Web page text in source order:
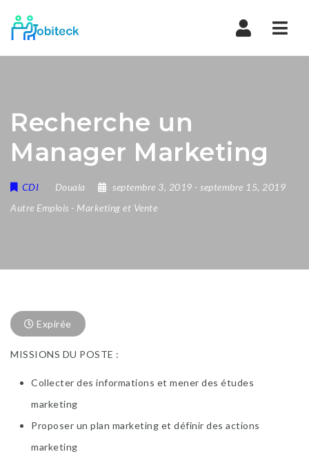
Recherche un
Manager Marketing
CDI Douala septembre 3, 2019 - septembre 15, 2019
Autre Emplois - Marketing et Vente
Expirée
MISSIONS DU POSTE :
Collecter des informations et mener des études
marketing
Proposer un plan marketing et définir des actions
marketing